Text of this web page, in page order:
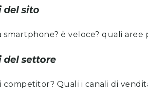
del sito
smartphone? è veloce? quali aree
del settore
competitor? Quali i canali di